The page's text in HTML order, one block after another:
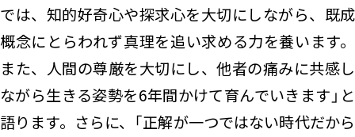
では、知的好奇心や探求心を大切にしながら、既成
概念にとらわれず真理を追い求める力を養います。
また、人間の尊厳を大切にし、他者の痛みに共感し
ながら生きる姿勢を6年間かけて育んでいきます」と
語ります。さらに、「正解が一つではない時代だから